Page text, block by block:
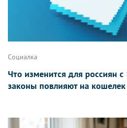
Написать
Социалка
Что изменится для россиян с
законы повлияют на кошелек